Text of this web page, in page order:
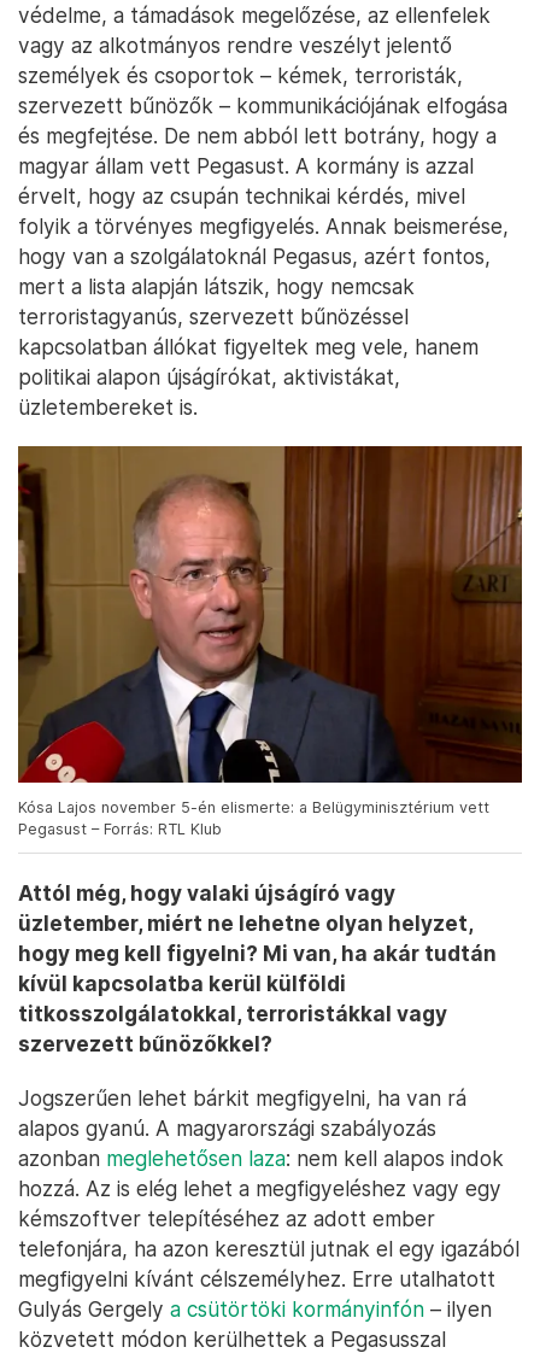
védelme, a támadások megelőzése, az ellenfelek
vagy az alkotmányos rendre veszélyt jelentő
személyek és csoportok – kémek, terroristák,
szervezett bűnözők – kommunikációjának elfogása
és megfejtése. De nem abból lett botrány, hogy a
magyar állam vett Pegasust. A kormány is azzal
érvelt, hogy az csupán technikai kérdés, mivel
folyik a törvényes megfigyelés. Annak beismerése,
hogy van a szolgálatoknál Pegasus, azért fontos,
mert a lista alapján látszik, hogy nemcsak
terroristagyanús, szervezett bűnözéssel
kapcsolatban állókat figyeltek meg vele, hanem
politikai alapon újságírókat, aktivistákat,
üzletembereket is.
Kósa Lajos november 5-én elismerte: a Belügyminisztérium vett
Pegasust – Forrás: RTL Klub
Attól még, hogy valaki újságíró vagy
üzletember, miért ne lehetne olyan helyzet,
hogy meg kell figyelni? Mi van, ha akár tudtán
kívül kapcsolatba kerül külföldi
titkosszolgálatokkal, terroristákkal vagy
szervezett bűnözőkkel?
Jogszerűen lehet bárkit megfigyelni, ha van rá
alapos gyanú. A magyarországi szabályozás
azonban meglehetősen laza: nem kell alapos indok
hozzá. Az is elég lehet a megfigyeléshez vagy egy
kémszoftver telepítéséhez az adott ember
telefonjára, ha azon keresztül jutnak el egy igazából
megfigyelni kívánt célszemélyhez. Erre utalhatott
Gulyás Gergely a csütörtöki kormányinfón – ilyen
közvetett módon kerülhettek a Pegasusszal